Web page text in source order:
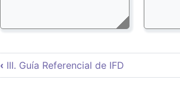
Enlaces
‹ III. Guía Referencial de IFD